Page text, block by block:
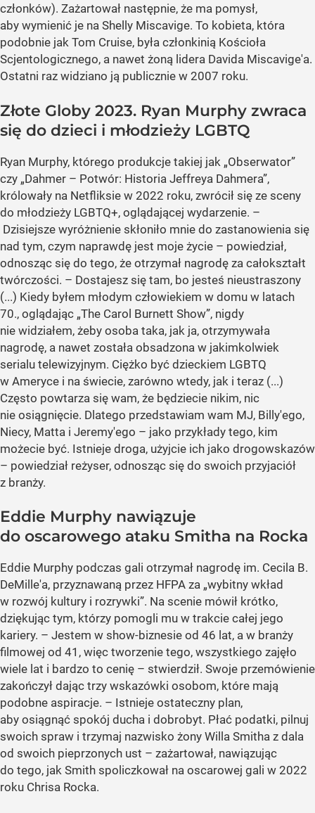
członków). Zażartował następnie, że ma pomysł,
aby wymienić je na Shelly Miscavige. To kobieta, która
podobnie jak Tom Cruise, była członkinią Kościoła
Scjentologicznego, a nawet żoną lidera Davida Miscavige'a.
Ostatni raz widziano ją publicznie w 2007 roku.
Złote Globy 2023. Ryan Murphy zwraca
się do dzieci i młodzieży LGBTQ
Ryan Murphy, którego produkcje takiej jak „Obserwator”
czy „Dahmer – Potwór: Historia Jeffreya Dahmera”,
królowały na Netfliksie w 2022 roku, zwrócił się ze sceny
do młodzieży LGBTQ+, oglądającej wydarzenie. –
Dzisiejsze wyróżnienie skłoniło mnie do zastanowienia się
nad tym, czym naprawdę jest moje życie – powiedział,
odnosząc się do tego, że otrzymał nagrodę za całokształt
twórczości. – Dostajesz się tam, bo jesteś nieustraszony
(...) Kiedy byłem młodym człowiekiem w domu w latach
70., oglądając „The Carol Burnett Show”, nigdy
nie widziałem, żeby osoba taka, jak ja, otrzymywała
nagrodę, a nawet została obsadzona w jakimkolwiek
serialu telewizyjnym. Ciężko być dzieckiem LGBTQ
w Ameryce i na świecie, zarówno wtedy, jak i teraz (...)
Często powtarza się wam, że będziecie nikim, nic
nie osiągnięcie. Dlatego przedstawiam wam MJ, Billy'ego,
Niecy, Matta i Jeremy'ego – jako przykłady tego, kim
możecie być. Istnieje droga, użyjcie ich jako drogowskazów
– powiedział reżyser, odnosząc się do swoich przyjaciół
z branży.
Eddie Murphy nawiązuje
do oscarowego ataku Smitha na Rocka
Eddie Murphy podczas gali otrzymał nagrodę im. Cecila B.
DeMille'a, przyznawaną przez HFPA za „wybitny wkład
w rozwój kultury i rozrywki”. Na scenie mówił krótko,
dziękując tym, którzy pomogli mu w trakcie całej jego
kariery. – Jestem w show-biznesie od 46 lat, a w branży
filmowej od 41, więc tworzenie tego, wszystkiego zajęło
wiele lat i bardzo to cenię – stwierdził. Swoje przemówienie
zakończył dając trzy wskazówki osobom, które mają
podobne aspiracje. – Istnieje ostateczny plan,
aby osiągnąć spokój ducha i dobrobyt. Płać podatki, pilnuj
swoich spraw i trzymaj nazwisko żony Willa Smitha z dala
od swoich pieprzonych ust – zażartował, nawiązując
do tego, jak Smith spoliczkował na oscarowej gali w 2022
roku Chrisa Rocka.